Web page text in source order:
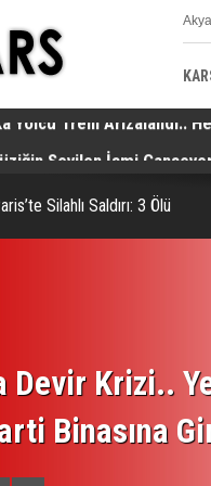
Silahlı Saldırı: 3 Ölü
Devir Krizi..
Binasına